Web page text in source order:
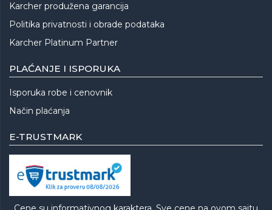
Karcher produžena garancija
Politika privatnosti i obrade podataka
Karcher Platinum Partner
PLAĆANJE I ISPORUKA
Isporuka robe i cenovnik
Način plaćanja
E-TRUSTMARK